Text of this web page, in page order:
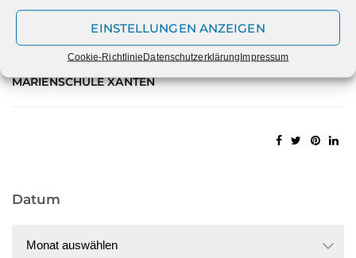
EINSTELLUNGEN ANZEIGEN
Cookie-RichtlinieDatenschutzerklärungImpressum
PREVIOUS
ABSCHIED VON
LANGJÄHRIGEN
BEGLEITERINNEN DER
MARIENSCHULE XANTEN
NEXT
DAS JAHRESMOTTO DER
MARIENSCHULE
Datum